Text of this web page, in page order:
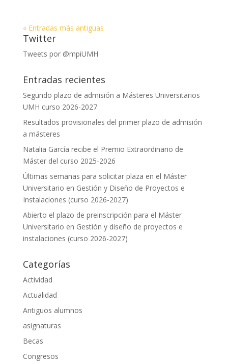
« Entradas más antiguas
Twitter
Tweets por @mpiUMH
Entradas recientes
Segundo plazo de admisión a Másteres Universitarios
UMH curso 2026-2027
Resultados provisionales del primer plazo de admisión
a másteres
Natalia García recibe el Premio Extraordinario de
Máster del curso 2025-2026
Últimas semanas para solicitar plaza en el Máster
Universitario en Gestión y Diseño de Proyectos e
Instalaciones (curso 2026-2027)
Abierto el plazo de preinscripción para el Máster
Universitario en Gestión y diseño de proyectos e
instalaciones (curso 2026-2027)
Categorías
Actividad
Actualidad
Antiguos alumnos
asignaturas
Becas
Congresos